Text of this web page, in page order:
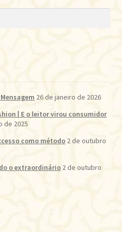
26 de janeiro de 2026
| E o leitor virou consumidor
de 2025
como método 2 de outubro
o extraordinário 2 de outubro